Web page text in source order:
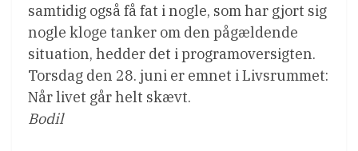
samtidig også få fat i nogle, som har gjort sig
nogle kloge tanker om den pågældende
situation, hedder det i programoversigten.
Torsdag den 28. juni er emnet i Livsrummet:
Når livet går helt skævt.
Bodil